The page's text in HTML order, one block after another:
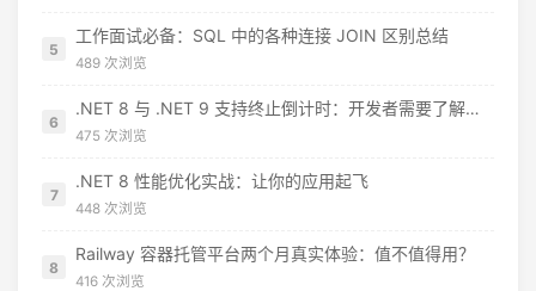
5
工作面试必备：SQL 中的各种连接 JOIN 区别总结
489 次浏览
6
.NET 8 与 .NET 9 支持终止倒计时：开发者需要了解什么
475 次浏览
7
.NET 8 性能优化实战：让你的应用起飞
448 次浏览
8
Railway 容器托管平台两个月真实体验：值不值得用？
416 次浏览